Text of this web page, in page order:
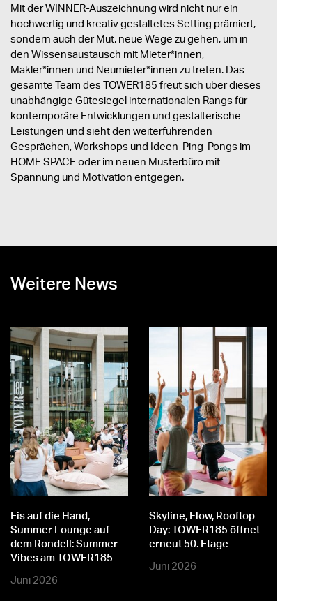
Mit der WINNER-Auszeichnung wird nicht nur ein
hochwertig und kreativ gestaltetes Setting prämiert,
sondern auch der Mut, neue Wege zu gehen, um in
den Wissensaustausch mit Mieter*innen,
Makler*innen und Neumieter*innen zu treten. Das
gesamte Team des TOWER185 freut sich über dieses
unabhängige Gütesiegel internationalen Rangs für
kontemporäre Entwicklungen und gestalterische
Leistungen und sieht den weiterführenden
Gesprächen, Workshops und Ideen-Ping-Pongs im
HOME SPACE oder im neuen Musterbüro mit
Spannung und Motivation entgegen.
Weitere News
Eis auf die Hand,
Summer Lounge auf
dem Rondell: Summer
Vibes am TOWER185
Juni 2026
Skyline, Flow, Rooftop
Day: TOWER185 öffnet
erneut 50. Etage
Juni 2026